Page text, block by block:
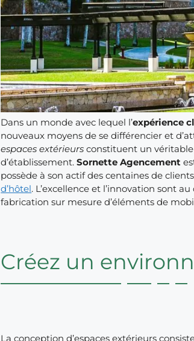
Dans un monde avec lequel l’expérience
nouveaux moyens de se différencier et
espaces extérieurs constituent un
d’établissement.Sornette Agencement
possède à son actif des centaines de
d’hôtel. L’excellence et l’innovation sont
fabrication sur mesure d’éléments de
Créez un
La conception d’espaces extérieurs